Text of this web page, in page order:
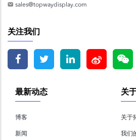
sales@topwaydisplay.com
关注我们
关
关于
我们
最新动态
博客
新闻